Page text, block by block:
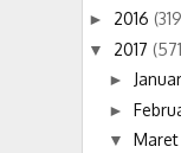
► 2016
▼ 2017
►
►
▼ Maret